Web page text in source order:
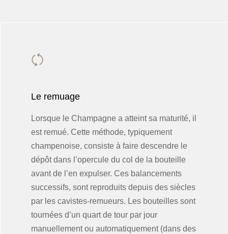
Le remuage
Lorsque le Champagne a atteint sa maturité, il
est remué. Cette méthode, typiquement
champenoise, consiste à faire descendre le
dépôt dans l’opercule du col de la bouteille
avant de l’en expulser. Ces balancements
successifs, sont reproduits depuis des siècles
par les cavistes-remueurs. Les bouteilles sont
tournées d’un quart de tour par jour
manuellement ou automatiquement (dans des